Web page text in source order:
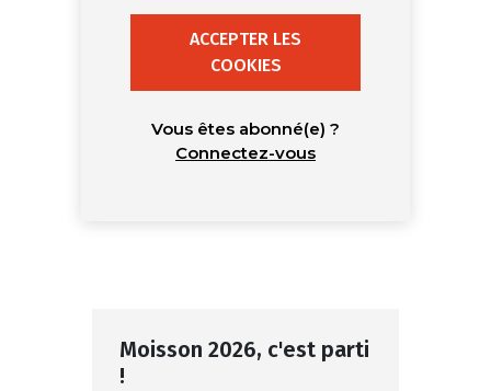
ACCEPTER LES
COOKIES
Vous êtes abonné(e) ?
Connectez-vous
Moisson 2026, c'est parti
!